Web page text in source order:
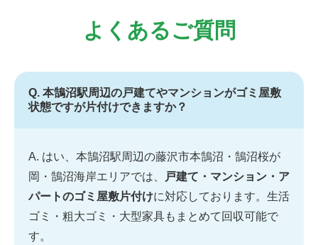
よくあるご質問
Q. 本鵠沼駅周辺の戸建てやマンションがゴミ屋敷
状態ですが片付けできますか？
A. はい、本鵠沼駅周辺の藤沢市本鵠沼・鵠沼桜が
岡・鵠沼海岸エリアでは、
戸建て・マンション・ア
パートのゴミ屋敷片付けに対応しております。生活
ゴミ・粗大ゴミ・大型家具もまとめて回収可能で
す。